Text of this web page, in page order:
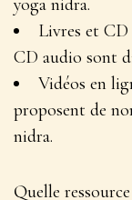
yoga nidra.
Livres et CD
CD audio sont
Vidéos en
proposent de
nidra.
Quelle